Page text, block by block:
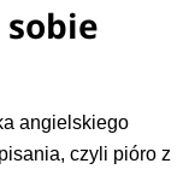
angielskiego
czyli pióro z